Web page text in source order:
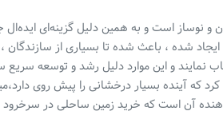
نوساز است و به همین دلیل گزینه‌ای
شده ، باعث شده تا بسیاری از سازندگان
و این موارد دلیل رشد و توسعه سریع
که آینده بسیار درخشانی را پیش روی
آن است که خرید زمین ساحلی در